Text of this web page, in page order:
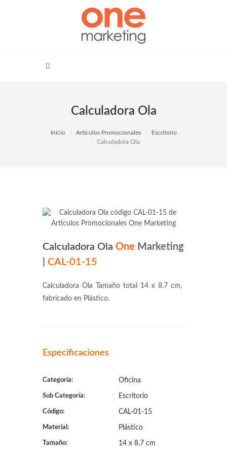
Calculadora Ola
Inicio Artículos Promocionales
Escritorio
Calculadora Ola
Calculadora Ola One Marketing
CAL-01-15
Calculadora Ola Tamaño total 14 x 8.7 cm,
fabricado en Plástico.
Especificaciones
Categoría: Oficina
Sub Categoría: Escritorio
Código: CAL-01-15
Material: Plástico
Tamaño: 14 x 8.7 cm